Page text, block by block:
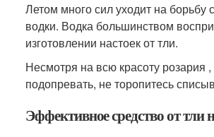
Летом много сил уходит на борьбу
водки. Водка большинством
изготовлении настоек от тли.
Несмотря на всю красоту розария
подопревать, не торопитесь
Эффективное средство от тли